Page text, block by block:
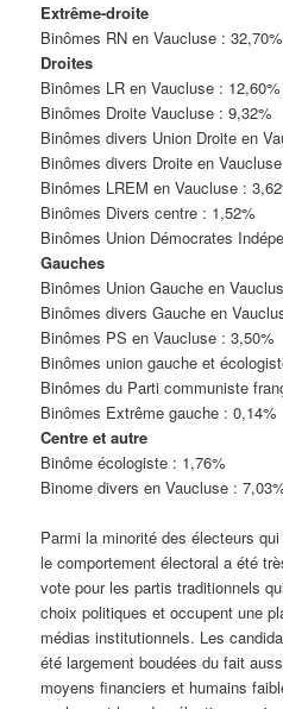
Extrême-droite
Binômes RN en Vaucluse : 32,70%
Droites
Binômes LR en Vaucluse : 12,60%
Binômes Droite Vaucluse : 9,32%
Binômes divers Union Droite en
Binômes divers Droite en
Binômes LREM en Vaucluse :
Binômes Divers centre : 1,52%
Binômes Union Démocrates
Gauches
Binômes Union Gauche en
Binômes divers Gauche en
Binômes PS en Vaucluse : 3,50%
Binômes union gauche et
Binômes du Parti communiste
Binômes Extrême gauche : 0,14%
Centre et autre
Binôme écologiste : 1,76%
Binome divers en Vaucluse :
Parmi la minorité des électeurs
le comportement électoral a été
vote pour les partis traditionnels
choix politiques et occupent une
médias institutionnels. Les
été largement boudées du fait
moyens financiers et humains